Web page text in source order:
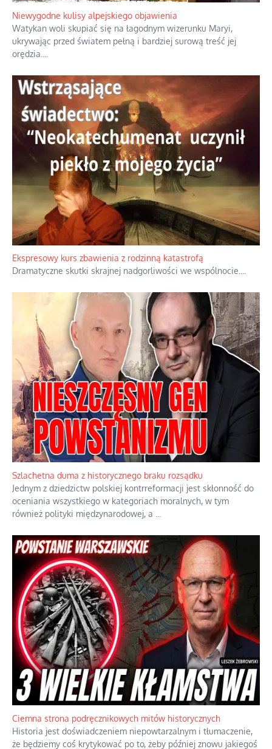
Niewygodne kulisy alpejskiego objawienia
Watykan woli skupiać się na łagodnym wizerunku Maryi,
ukrywając przed światem pełną i bardziej surową treść jej
orędzia.
Ekspresowy kurs zbawienia z rodzinną katastrofą
Dramatyczne skutki skrajnej nadgorliwości we wspólnocie.
Szlachetna duma z historycznego braku rozsądku
Jednym z dziedzictw polskiej kontrreformacji jest skłonność do
oceniania wszystkiego w kategoriach moralnych, w tym
również polityki międzynarodowej, a
Ciemna strona podręcznikowych mitów historycznych
Historia jest doświadczeniem niepowtarzalnym i tłumaczenie,
że będziemy coś krytykować po to, żeby później znowu jakiegoś